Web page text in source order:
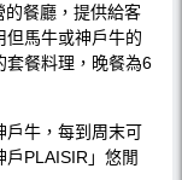
的餐廳，提供給客
但馬牛或神戶牛的
套餐料理，晚餐為6
牛，每到周末可
PLAISIR」悠閒